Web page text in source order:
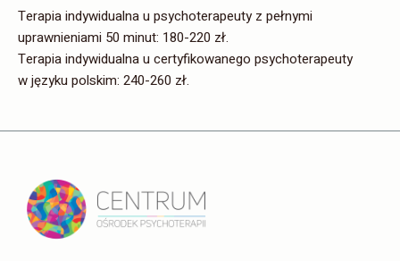
Terapia indywidualna u psychoterapeuty z pełnymi
uprawnieniami 50 minut: 180-220 zł.
Terapia indywidualna u certyfikowanego psychoterapeuty
w języku polskim: 240-260 zł.